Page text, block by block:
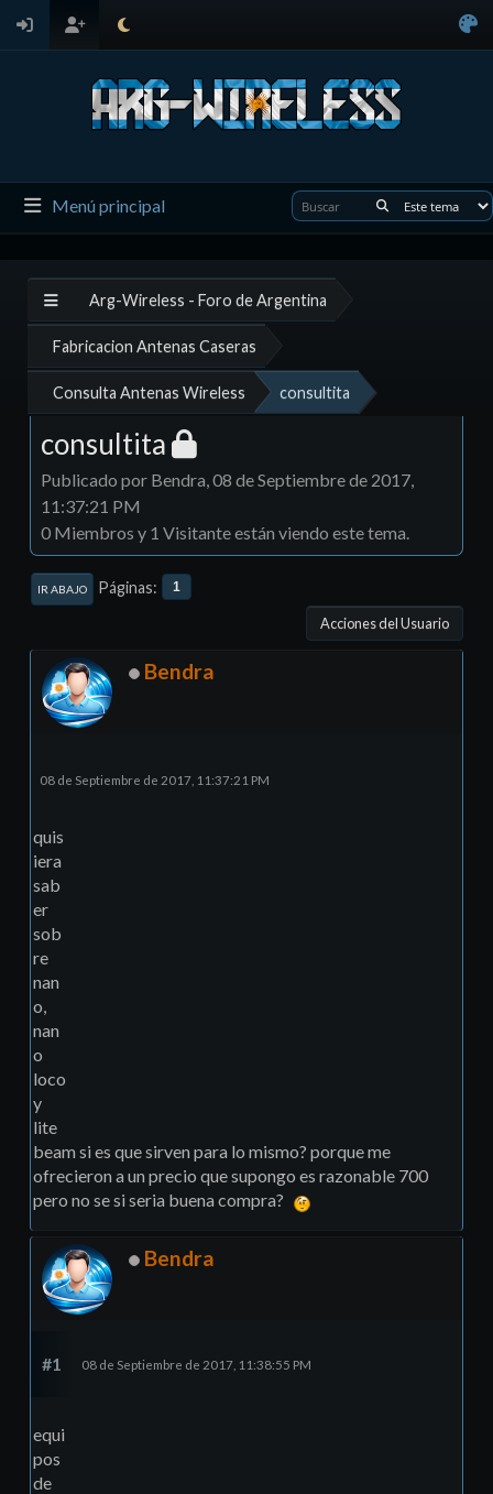
Menú principal
Arg-Wireless - Foro de Argentina
Fabricacion Antenas Caseras
Consulta Antenas Wireless consultita
consultita
Publicado por Bendra, 08 de Septiembre de 2017,
11:37:21 PM
0 Miembros y 1 Visitante están viendo este tema.
IR ABAJO Páginas 1
Acciones del Usuario
Bendra
08 de Septiembre de 2017, 11:37:21 PM
quis
iera
sab
er
sob
re
nan
o,
nan
o
loco
y
lite
beam si es que sirven para lo mismo? porque me
ofrecieron a un precio que supongo es razonable 700
pero no se si seria buena compra?
Bendra
#1 08 de Septiembre de 2017, 11:38:55 PM
equi
pos
de